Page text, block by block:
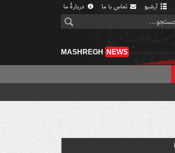
آرشیو تماس با ما دربارهٔ ما
MASHREGH NEWS